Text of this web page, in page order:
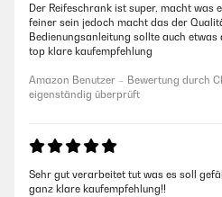
Der Reifeschrank ist super, macht was
feiner sein jedoch macht das der
Bedienungsanleitung sollte auch
top klare kaufempfehlung
Amazon Benutzer – Bewertung durch
eigenständig überprüft
Sehr gut verarbeitet tut was es soll
ganz klare kaufempfehlung!!